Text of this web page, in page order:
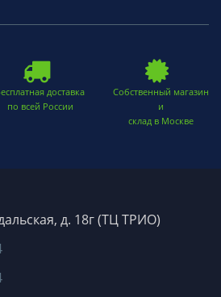
доставка
по всей России
Собственный магазин
и
склад в Москве
д. 18г (ТЦ ТРИО)